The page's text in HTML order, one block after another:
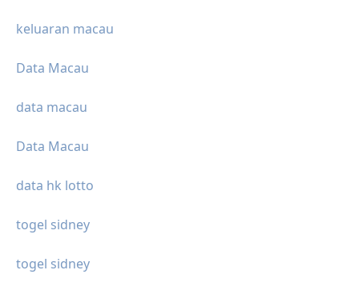
keluaran macau
Data Macau
data macau
Data Macau
data hk lotto
togel sidney
togel sidney